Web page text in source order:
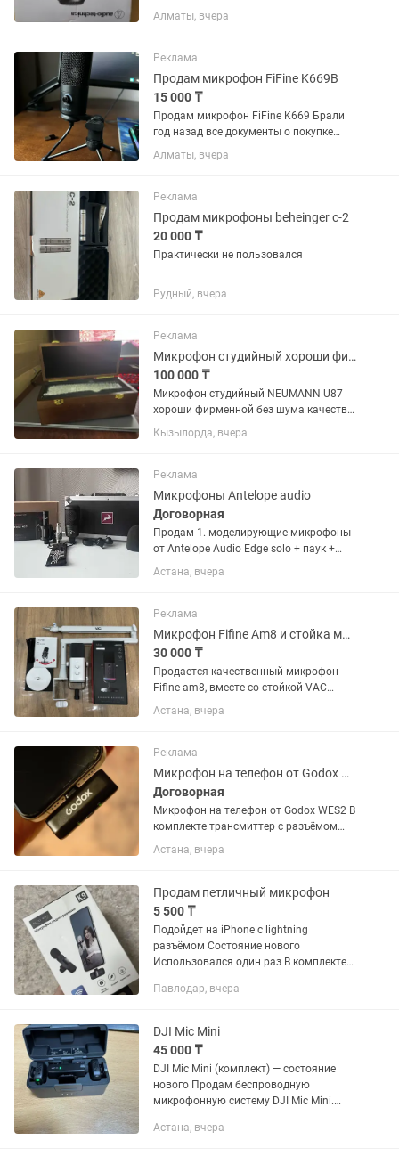
Практически не использовался. В
комплекте коробка, микрофон,
кабель XLR. В нагрузку бесплатно
отдам...
Алматы, вчера
Реклама
Продам микрофон FiFine K669B
15 000 ₸
Продам микрофон FiFine K669 Брали
год назад все документы о покупке
есть Состояние: 9 из 10 Цена:
Договорная Любые проверки, Звук
ВОПРОСАМ ПИСАТЬ на Микрофон
Fifine...
Алматы, вчера
Реклама
Продам микрофоны beheinger c-2
20 000 ₸
Практически не пользовался
Рудный, вчера
Реклама
Микрофон студийный хороши фирменной
100 000 ₸
Микрофон студийный NEUMANN U87
хороши фирменной без шума качества
отлично, не такой Китайский, этот
ферменной, у меня 2 штука 1 штука
Кызылорда, вчера
Реклама
Микрофоны Antelope audio
Договорная
Продам 1. моделирующие микрофоны
от Antelope Audio Edge solo + паук +
ветрозащита Edge note +держатель
2.Микрофонный активатор TritonAudio
себя, не...
Астана, вчера
Реклама
Микрофон Fifine Am8 и стойка микрофона VAC BM88
30 000 ₸
Продается качественный микрофон
Fifine am8, вместе со стойкой VAC
BM88 Вся комплектация микрофона
присутствует, документы, коробка,
работает идеально, состояние все...
Астана, вчера
Реклама
Микрофон на телефон от Godox WES2 с разъемом Type-C
Договорная
Микрофон на телефон от Godox WES2 В
комплекте трансмиттер с разъёмом
Type-C, микрофон 1 шт, пуховка от
ветра, провод Type-C для съёмки в
состоянии, легкий в соединении!
Астана, вчера
Продам петличный микрофон
5 500 ₸
Подойдет на iPhone с lightning
разъёмом Состояние нового
Использовался один раз В комплекте
ресивера,сам микрофон заряжается от
Павлодар, вчера
DJI Mic Mini
45 000 ₸
DJI Mic Mini (комплект) — состояние
нового Продам беспроводную
микрофонную систему DJI Mic Mini.
Передатчик и приемник Ветрозащиты
Астана, вчера